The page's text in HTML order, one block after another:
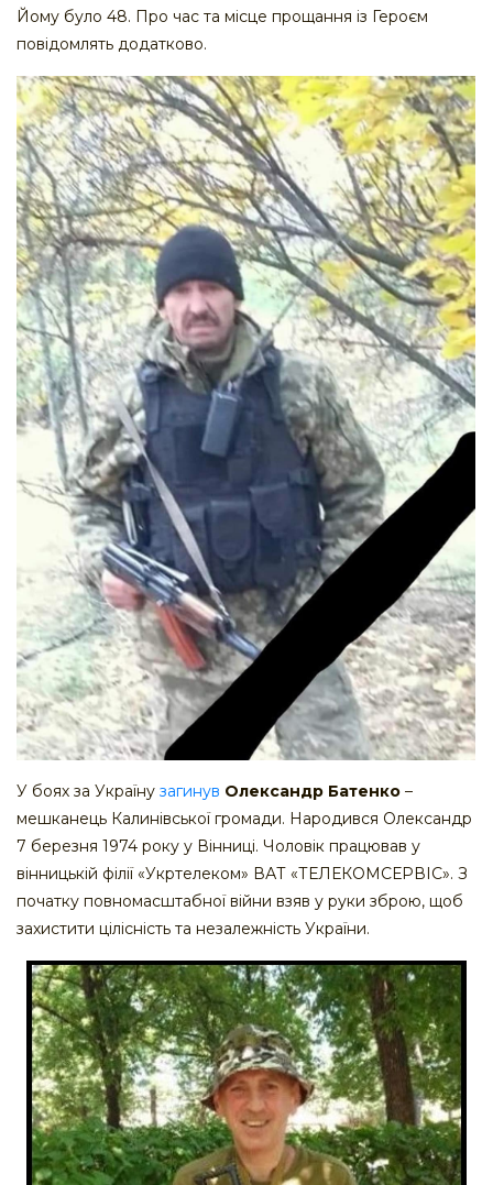
Йому було 48. Про час та місце прощання із Героєм
повідомлять додатково.
У боях за Україну загинув Олександр Батенко –
мешканець Калинівської громади. Народився Олександр
7 березня 1974 року у Вінниці. Чоловік працював у
вінницькій філії «Укртелеком» ВАТ «ТЕЛЕКОМСЕРВІС». З
початку повномасштабної війни взяв у руки зброю, щоб
захистити цілісність та незалежність України.